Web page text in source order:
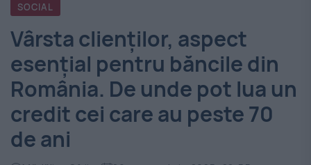
România
-
Evenimentul
Zilei
SOCIAL
Vârsta clienților, aspect
esențial pentru băncile din
România. De unde pot lua un
credit cei care au peste 70
de ani